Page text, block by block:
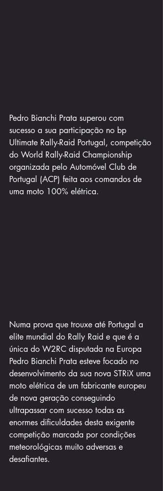
Pedro Bianchi Prata superou com
sucesso a sua participação no bp
Ultimate Rally-Raid Portugal, competição
do World Rally-Raid Championship
organizada pelo Automóvel Club de
Portugal (ACP) feita aos comandos de
uma moto 100% elétrica.
Numa prova que trouxe até Portugal a
elite mundial do Rally Raid e que é a
única do W2RC disputada na Europa
Pedro Bianchi Prata esteve focado no
desenvolvimento da sua nova STRiX uma
moto elétrica de um fabricante europeu
de nova geração conseguindo
ultrapassar com sucesso todas as
enormes dificuldades desta exigente
competição marcada por condições
meteorológicas muito adversas e
desafiantes.